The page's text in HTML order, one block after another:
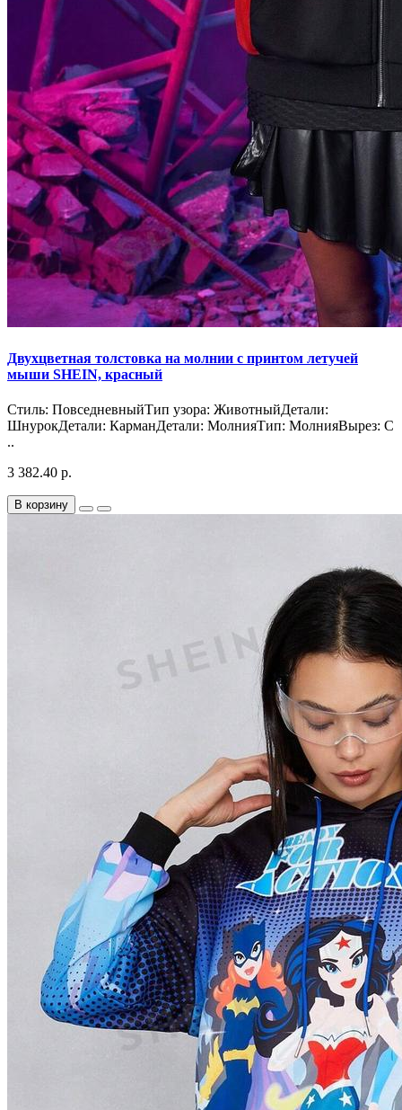
Двухцветная толстовка на молнии с принтом летучей
мыши SHEIN, красный
Стиль: ПовседневныйТип узора: ЖивотныйДетали:
ШнурокДетали: КарманДетали: МолнияТип: МолнияВырез: С
..
3 382.40 р.
В корзину